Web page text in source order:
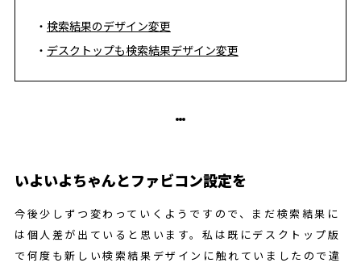
検索結果のデザイン変更
デスクトップも検索結果デザイン変更
いよいよちゃんとファビコン設定を
今後少しずつ変わっていくようですので、まだ検索結果に
は個人差が出ていると思います。私は既にデスクトップ版
で何度も新しい検索結果デザインに触れていましたので違